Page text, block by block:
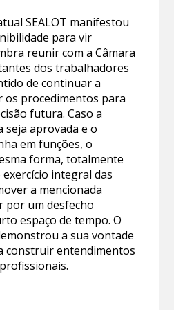
SEALOT manifestou
para vir
reunir com a Câmara
dos trabalhadores
de continuar a
os procedimentos para
futura. Caso a
seja aprovada e o
em funções, o
forma, totalmente
integral das
a mencionada
por um desfecho
espaço de tempo. O
a sua vontade
construir entendimentos